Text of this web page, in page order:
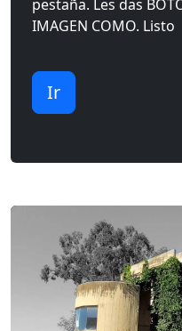
pestaña. Les das
IMAGEN COMO. Listo
Ir